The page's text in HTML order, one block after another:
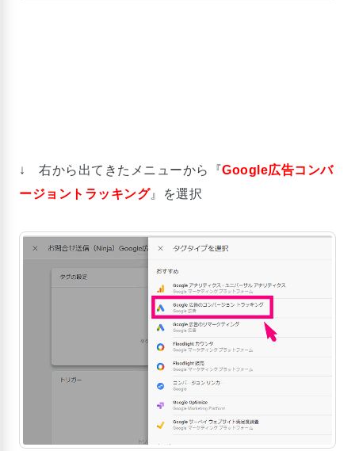
↓ 右から出てきたメニューから『Google広告コンバ
ージョントラッキング』を選択